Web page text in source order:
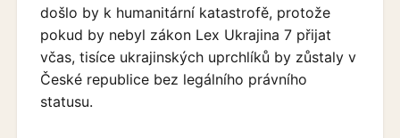
došlo by k humanitární katastrofě, protože
pokud by nebyl zákon Lex Ukrajina 7 přijat
včas, tisíce ukrajinských uprchlíků by zůstaly v
České republice bez legálního právního
statusu.